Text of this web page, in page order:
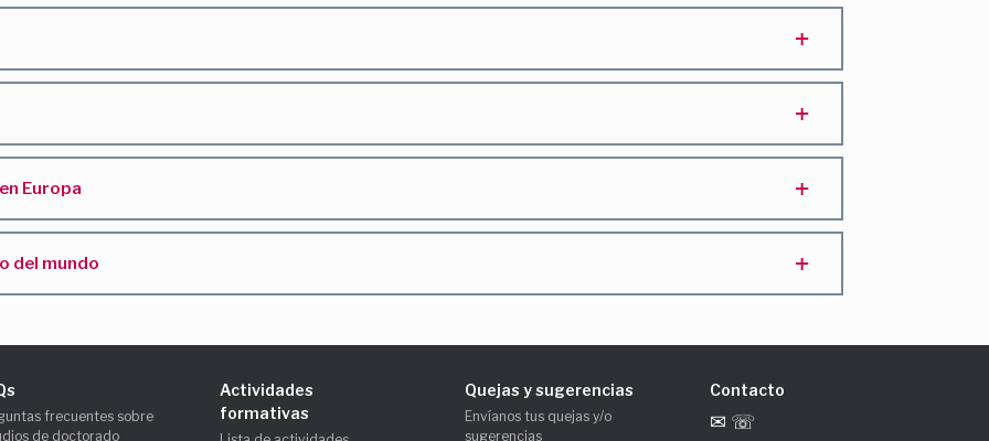
Europa
del mundo
frecuentes sobre
de doctorado
Actividades
formativas
Quejas y sugerencias
Envíanos tus quejas y/o
sugerencias
Contacto
✉ ☏